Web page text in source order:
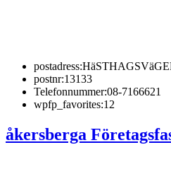
postadress:
postnr:13133
Telefonnummer:08-7166621
wpfp_favorites:12
åkersberga